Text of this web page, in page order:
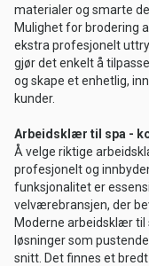
materialer og smarte
Mulighet for brodering
ekstra profesjonelt
gjør det enkelt å
og skape et enhetlig,
kunder.
Arbeidsklær til spa -
Å velge riktige
profesjonelt og
funksjonalitet er
velværebransjen, der
Moderne arbeidsklær til
løsninger som
snitt. Det finnes et